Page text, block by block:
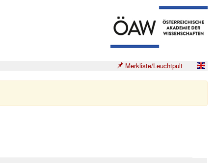
Merkliste/Leuchtpult